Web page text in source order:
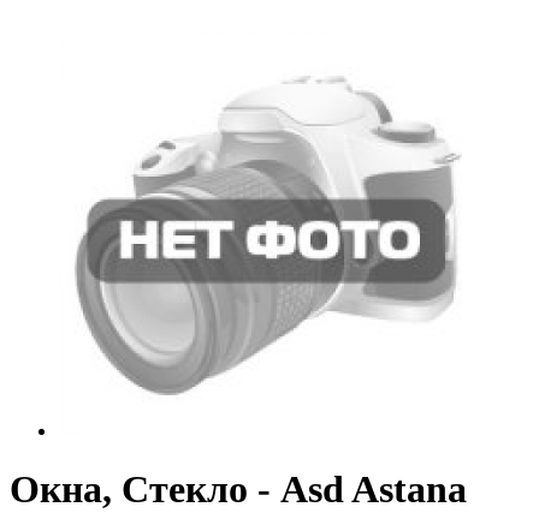
Окна, Стекло - Asd Astana